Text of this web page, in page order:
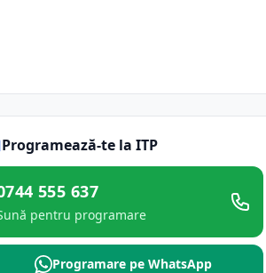
Programează-te la ITP
555 637
pentru programare
Programare pe WhatsApp